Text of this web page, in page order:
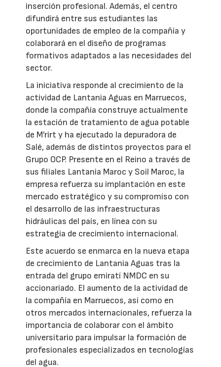
inserción profesional. Además, el centro
difundirá entre sus estudiantes las
oportunidades de empleo de la compañía y
colaborará en el diseño de programas
formativos adaptados a las necesidades del
sector.
La iniciativa responde al crecimiento de la
actividad de Lantania Aguas en Marruecos,
donde la compañía construye actualmente
la estación de tratamiento de agua potable
de M’rirt y ha ejecutado la depuradora de
Salé, además de distintos proyectos para el
Grupo OCP. Presente en el Reino a través de
sus filiales Lantania Maroc y Soil Maroc, la
empresa refuerza su implantación en este
mercado estratégico y su compromiso con
el desarrollo de las infraestructuras
hidráulicas del país, en línea con su
estrategia de crecimiento internacional.
Este acuerdo se enmarca en la nueva etapa
de crecimiento de Lantania Aguas tras la
entrada del grupo emiratí NMDC en su
accionariado. El aumento de la actividad de
la compañía en Marruecos, así como en
otros mercados internacionales, refuerza la
importancia de colaborar con el ámbito
universitario para impulsar la formación de
profesionales especializados en tecnologías
del agua.